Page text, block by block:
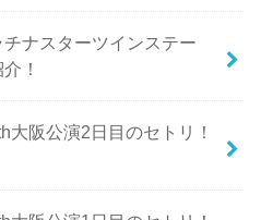
チナスターツインステー
！
大阪公演2日目のセトリ！